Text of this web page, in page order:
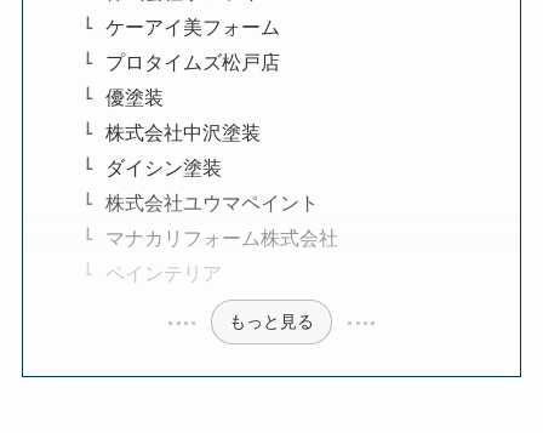
ケーアイ美フォーム
プロタイムズ松戸店
優塗装
株式会社中沢塗装
ダイシン塗装
株式会社ユウマペイント
マナカリフォーム株式会社
ペインテリア
もっと見る